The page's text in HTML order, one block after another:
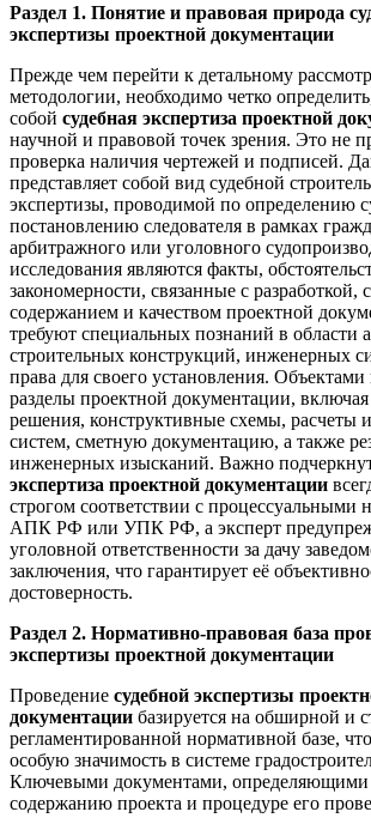
Раздел 1. Понятие и правовая природа
экспертизы проектной документации
Прежде чем перейти к детальному
методологии, необходимо четко
собой судебная экспертиза проектной
научной и правовой точек зрения. Это не
проверка наличия чертежей и подписей.
представляет собой вид судебной
экспертизы, проводимой по определению
постановлению следователя в рамках
арбитражного или уголовного
исследования являются факты,
закономерности, связанные с разработкой,
содержанием и качеством проектной
требуют специальных познаний в области
строительных конструкций, инженерных
права для своего установления.
разделы проектной документации,
решения, конструктивные схемы, расчеты
систем, сметную документацию, а также
инженерных изысканий. Важно
экспертиза проектной документации
строгом соответствии с
АПК РФ или УПК РФ, а эксперт
уголовной ответственности за дачу
заключения, что гарантирует её
достоверность.
Раздел 2. Нормативно-правовая база
экспертизы проектной документации
Проведение судебной экспертизы
документации базируется на обширной и
регламентированной нормативной базе,
особую значимость в системе
Ключевыми документами, определяющими
содержанию проекта и процедуре его